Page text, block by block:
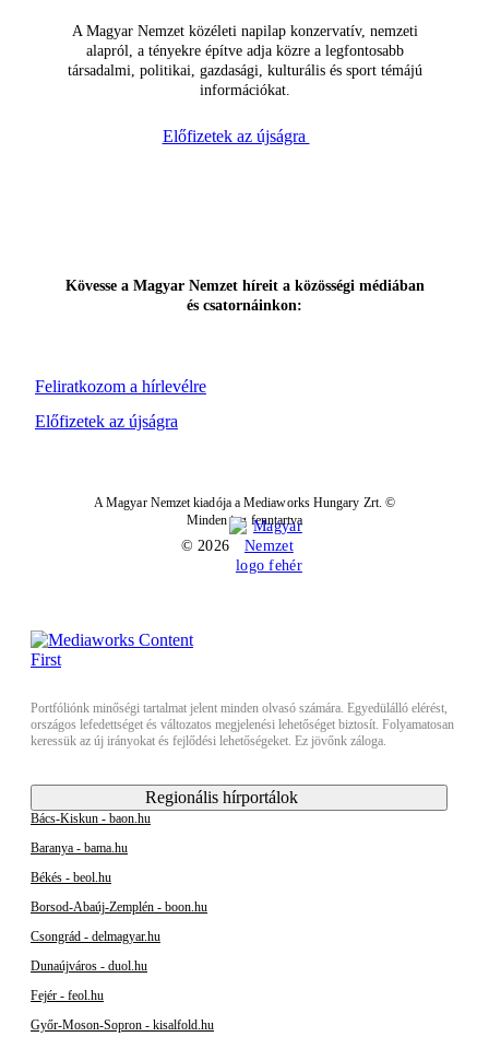
A Magyar Nemzet közéleti napilap konzervatív, nemzeti
alapról, a tényekre építve adja közre a legfontosabb
társadalmi, politikai, gazdasági, kulturális és sport témájú
információkat.
Előfizetek az újságra
Feliratkozom a hírlevélre
Kövesse a Magyar Nemzet híreit a közösségi médiában
és csatornáinkon:
Előfizetek az újságra
A Magyar Nemzet kiadója a Mediaworks Hungary Zrt. ©
Minden jog fenntartva
© 2026
Portfóliónk minőségi tartalmat jelent minden olvasó számára. Egyedülálló elérést,
országos lefedettséget és változatos megjelenési lehetőséget biztosít. Folyamatosan
keressük az új irányokat és fejlődési lehetőségeket. Ez jövőnk záloga.
Regionális hírportálok
Bács-Kiskun - baon.hu
Baranya - bama.hu
Békés - beol.hu
Borsod-Abaúj-Zemplén - boon.hu
Csongrád - delmagyar.hu
Dunaújváros - duol.hu
Fejér - feol.hu
Győr-Moson-Sopron - kisalfold.hu